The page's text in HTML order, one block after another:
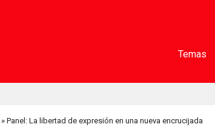
Temas
» Panel: La libertad de expresión en una nueva encrucijada